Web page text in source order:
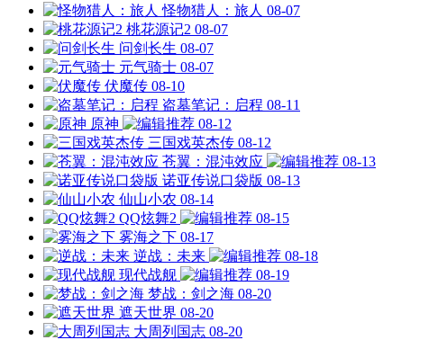
怪物猎人：旅人 08-07
桃花源记2 08-07
问剑长生 08-07
元气骑士 08-07
伏魔传 08-10
盗墓笔记：启程 08-11
原神
08-12
三国戏英杰传 08-12
苍翼：混沌效应
08-13
诺亚传说口袋版 08-13
仙山小农 08-14
QQ炫舞2
08-15
雾海之下 08-17
逆战：未来
08-18
现代战舰
08-19
梦战：剑之海 08-20
遮天世界 08-20
大周列国志 08-20